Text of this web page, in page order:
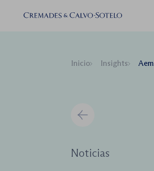
Inicio Insights Aemec
Noticias